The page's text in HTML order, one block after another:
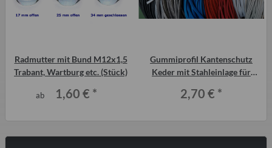
Radmutter mit Bund M12x1,5
Trabant, Wartburg etc. (Stück)
ab 1,60 € *
Gummiprofil Kantenschutz
Keder mit Stahleinlage für
2,70 € *